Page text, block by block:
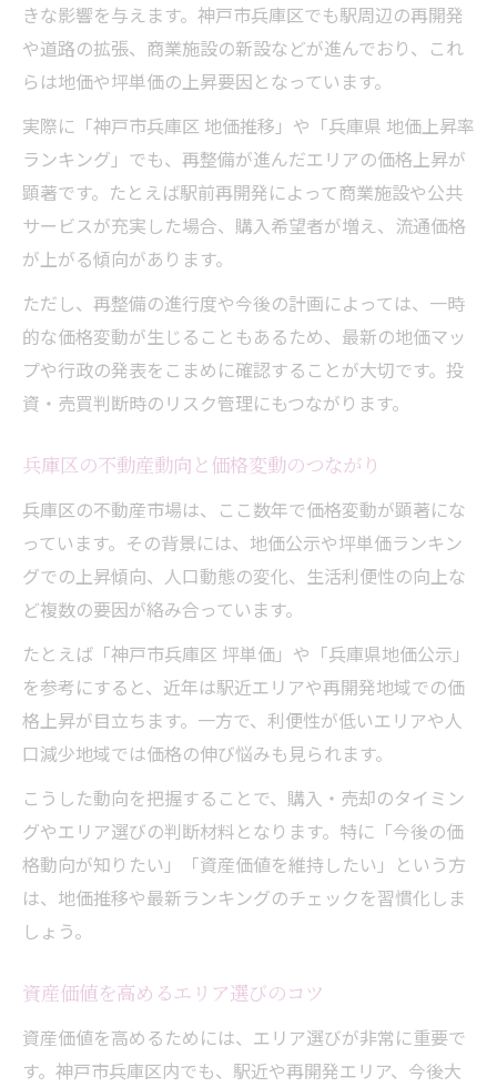
きな影響を与えます。神戸市兵庫区でも駅周辺の再開発
や道路の拡張、商業施設の新設などが進んでおり、これ
らは地価や坪単価の上昇要因となっています。
実際に「神戸市兵庫区 地価推移」や「兵庫県 地価上昇率
ランキング」でも、再整備が進んだエリアの価格上昇が
顕著です。たとえば駅前再開発によって商業施設や公共
サービスが充実した場合、購入希望者が増え、流通価格
が上がる傾向があります。
ただし、再整備の進行度や今後の計画によっては、一時
的な価格変動が生じることもあるため、最新の地価マッ
プや行政の発表をこまめに確認することが大切です。投
資・売買判断時のリスク管理にもつながります。
兵庫区の不動産動向と価格変動のつながり
兵庫区の不動産市場は、ここ数年で価格変動が顕著にな
っています。その背景には、地価公示や坪単価ランキン
グでの上昇傾向、人口動態の変化、生活利便性の向上な
ど複数の要因が絡み合っています。
たとえば「神戸市兵庫区 坪単価」や「兵庫県地価公示」
を参考にすると、近年は駅近エリアや再開発地域での価
格上昇が目立ちます。一方で、利便性が低いエリアや人
口減少地域では価格の伸び悩みも見られます。
こうした動向を把握することで、購入・売却のタイミン
グやエリア選びの判断材料となります。特に「今後の価
格動向が知りたい」「資産価値を維持したい」という方
は、地価推移や最新ランキングのチェックを習慣化しま
しょう。
資産価値を高めるエリア選びのコツ
資産価値を高めるためには、エリア選びが非常に重要で
す。神戸市兵庫区内でも、駅近や再開発エリア、今後大